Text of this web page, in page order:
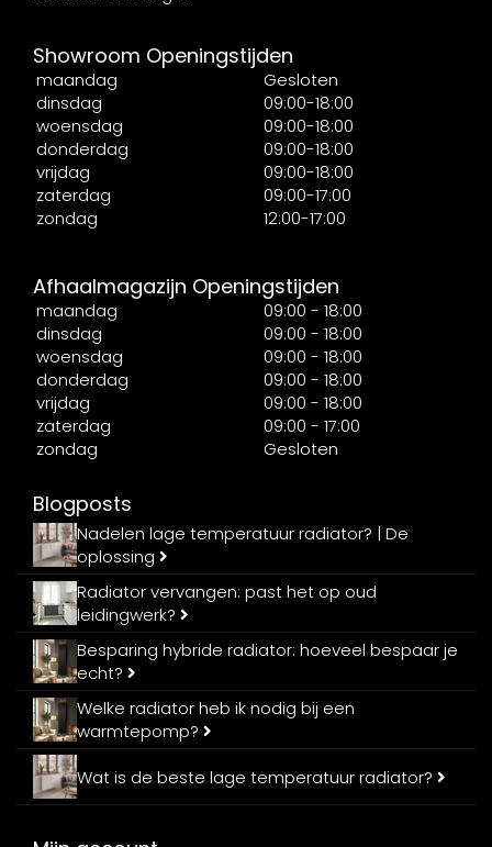
Showroom Openingstijden
maandag
Gesloten
dinsdag
09:00-18:00
woensdag
09:00-18:00
donderdag
09:00-18:00
vrijdag
09:00-18:00
zaterdag
09:00-17:00
zondag
12:00-17:00
Afhaalmagazijn Openingstijden
maandag
09:00 - 18:00
dinsdag
09:00 - 18:00
woensdag
09:00 - 18:00
donderdag
09:00 - 18:00
vrijdag
09:00 - 18:00
zaterdag
09:00 - 17:00
zondag
Gesloten
Blogposts
Nadelen lage temperatuur radiator? | De
oplossing
Radiator vervangen: past het op oud
leidingwerk?
Besparing hybride radiator: hoeveel bespaar je
echt?
Welke radiator heb ik nodig bij een
warmtepomp?
Wat is de beste lage temperatuur radiator?